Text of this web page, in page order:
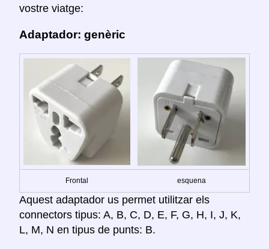
vostre viatge:
Adaptador: genèric
Frontal esquena
Aquest adaptador us permet utilitzar els
connectors tipus: A, B, C, D, E, F, G, H, I, J, K,
L, M, N en tipus de punts: B.